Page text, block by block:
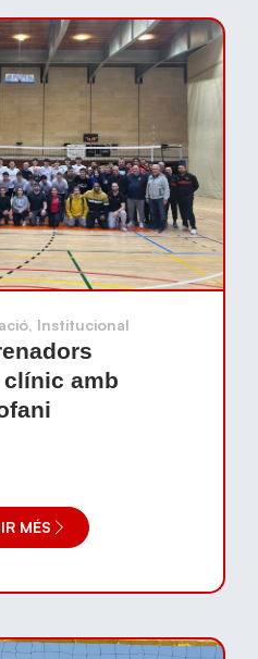
, Institucional
amb
MÉS